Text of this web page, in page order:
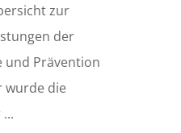
zur
der
und Prävention
wurde die